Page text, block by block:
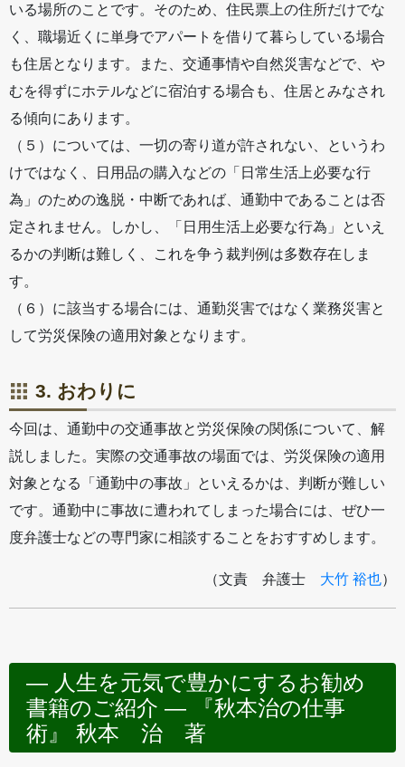
いる場所のことです。そのため、住民票上の住所だけでな
く、職場近くに単身でアパートを借りて暮らしている場合
も住居となります。また、交通事情や自然災害などで、や
むを得ずにホテルなどに宿泊する場合も、住居とみなされ
る傾向にあります。
（５）については、一切の寄り道が許されない、というわ
けではなく、日用品の購入などの「日常生活上必要な行
為」のための逸脱・中断であれば、通勤中であることは否
定されません。しかし、「日用生活上必要な行為」といえ
るかの判断は難しく、これを争う裁判例は多数存在しま
す。
（６）に該当する場合には、通勤災害ではなく業務災害と
して労災保険の適用対象となります。
3. おわりに
今回は、通勤中の交通事故と労災保険の関係について、解
説しました。実際の交通事故の場面では、労災保険の適用
対象となる「通勤中の事故」といえるかは、判断が難しい
です。通勤中に事故に遭われてしまった場合には、ぜひ一
度弁護士などの専門家に相談することをおすすめします。
（文責 弁護士 大竹 裕也）
― 人生を元気で豊かにするお勧め
書籍のご紹介 ― 『秋本治の仕事
術』 秋本 治 著